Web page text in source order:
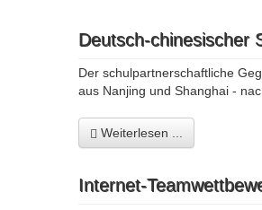
Deutsch-chinesischer
Der schulpartnerschaftliche
aus Nanjing und Shanghai -
Weiterlesen ...
Internet-